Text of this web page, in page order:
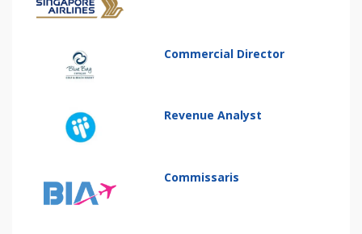
Commercial Director
Revenue Analyst
Commissaris